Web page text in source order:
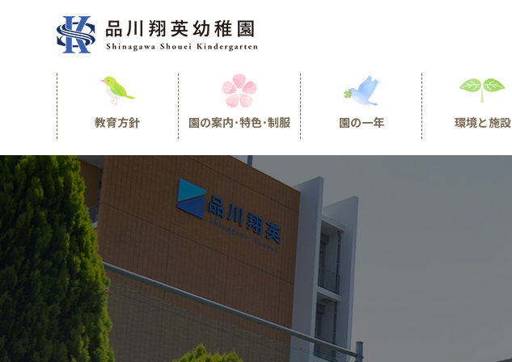
教育方針 園の案内･特色･制服 園の一年 環境と施設